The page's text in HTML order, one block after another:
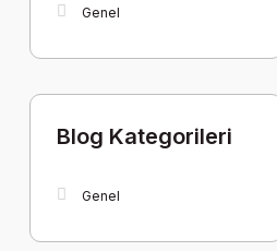
Genel
Blog Kategorileri
Genel